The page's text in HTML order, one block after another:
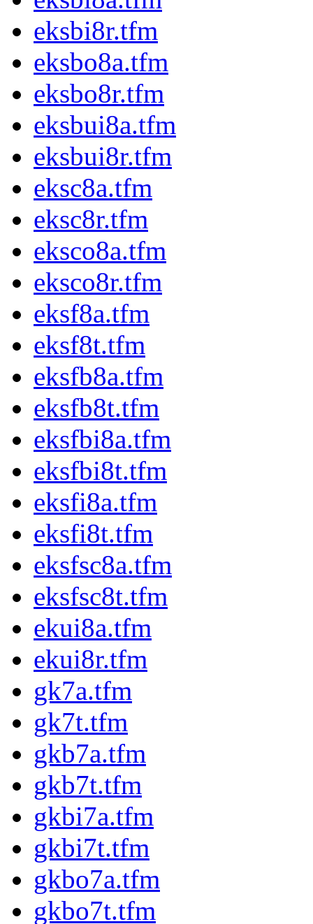
eksbi8r.tfm
eksbo8a.tfm
eksbo8r.tfm
eksbui8a.tfm
eksbui8r.tfm
eksc8a.tfm
eksc8r.tfm
eksco8a.tfm
eksco8r.tfm
eksf8a.tfm
eksf8t.tfm
eksfb8a.tfm
eksfb8t.tfm
eksfbi8a.tfm
eksfbi8t.tfm
eksfi8a.tfm
eksfi8t.tfm
eksfsc8a.tfm
eksfsc8t.tfm
ekui8a.tfm
ekui8r.tfm
gk7a.tfm
gk7t.tfm
gkb7a.tfm
gkb7t.tfm
gkbi7a.tfm
gkbi7t.tfm
gkbo7a.tfm
gkbo7t.tfm